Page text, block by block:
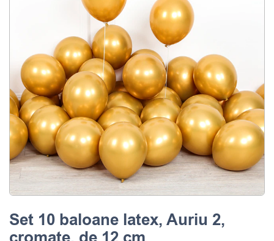
Set 10 baloane latex, Auriu 2,